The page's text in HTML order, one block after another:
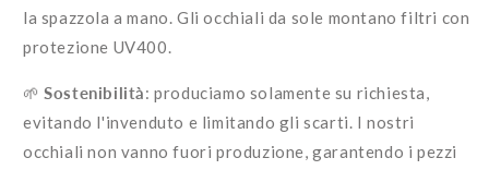
la spazzola a mano. Gli occhiali da sole montano filtri con
protezione UV400.
🌱Sostenibilità: produciamo solamente su richiesta,
evitando l'invenduto e limitando gli scarti. I nostri
occhiali non vanno fuori produzione, garantendo i pezzi